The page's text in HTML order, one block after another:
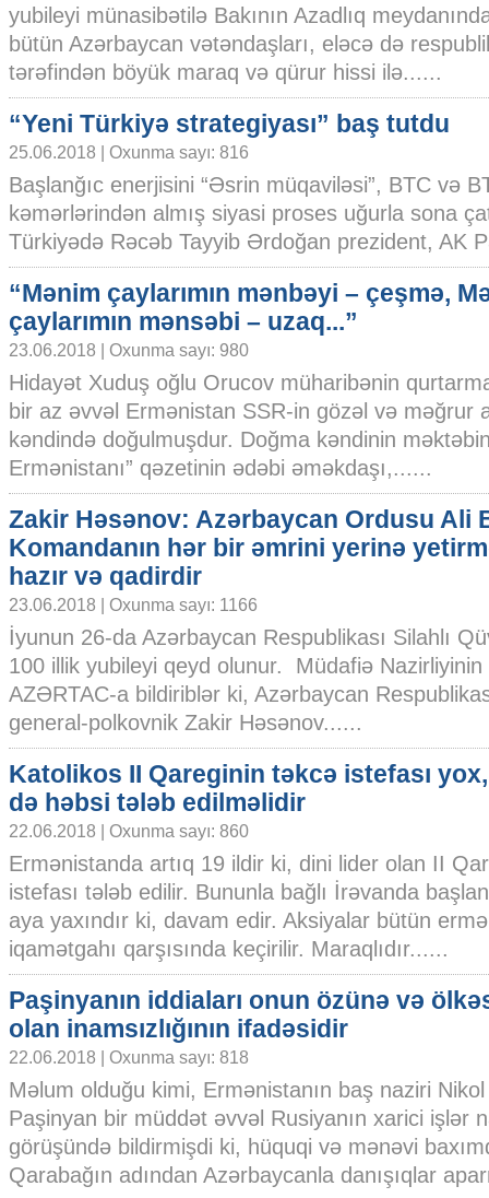
yubileyi münasibətilə Bakının Azadlıq
bütün Azərbaycan vətəndaşları, eləcə də
tərəfindən böyük maraq və qürur hissi ilə......
“Yeni Türkiyə strategiyası” baş tutdu
25.06.2018 | Oxunma sayı: 816
Başlanğıc enerjisini “Əsrin müqaviləsi”, BTC və
kəmərlərindən almış siyasi proses uğurla sona
Türkiyədə Rəcəb Tayyib Ərdoğan prezident, AK
“Mənim çaylarımın mənbəyi – çeşmə,
çaylarımın mənsəbi – uzaq...”
23.06.2018 | Oxunma sayı: 980
Hidayət Xuduş oğlu Orucov müharibənin
bir az əvvəl Ermənistan SSR-in gözəl və məğrur
kəndində doğulmuşdur. Doğma kəndinin
Ermənistanı” qəzetinin ədəbi əməkdaşı,......
Zakir Həsənov: Azərbaycan Ordusu Ali
Komandanın hər bir əmrini yerinə
hazır və qadirdir
23.06.2018 | Oxunma sayı: 1166
İyunun 26-da Azərbaycan Respublikası Silahlı
100 illik yubileyi qeyd olunur. Müdafiə
AZƏRTAC-a bildiriblər ki, Azərbaycan
general-polkovnik Zakir Həsənov......
Katolikos II Qareginin təkcə istefası
də həbsi tələb edilməlidir
22.06.2018 | Oxunma sayı: 860
Ermənistanda artıq 19 ildir ki, dini lider olan II
istefası tələb edilir. Bununla bağlı İrəvanda
aya yaxındır ki, davam edir. Aksiyalar bütün
iqamətgahı qarşısında keçirilir. Maraqlıdır......
Paşinyanın iddiaları onun özünə və
olan inamsızlığının ifadəsidir
22.06.2018 | Oxunma sayı: 818
Məlum olduğu kimi, Ermənistanın baş naziri Nikol
Paşinyan bir müddət əvvəl Rusiyanın xarici işlər
görüşündə bildirmişdi ki, hüquqi və mənəvi
Qarabağın adından Azərbaycanla danışıqlar